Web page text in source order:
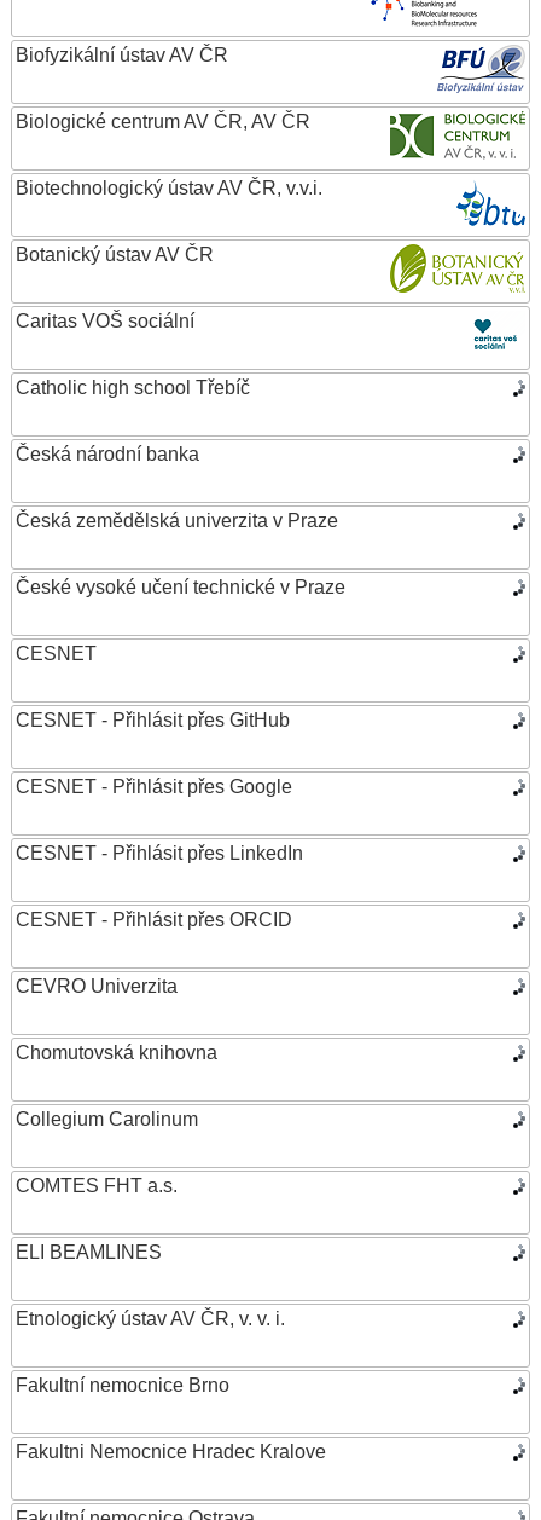
Biofyzikální ústav AV ČR
Biologické centrum AV ČR, AV ČR
Biotechnologický ústav AV ČR, v.v.i.
Botanický ústav AV ČR
Caritas VOŠ sociální
Catholic high school Třebíč
Česká národní banka
Česká zemědělská univerzita v Praze
České vysoké učení technické v Praze
CESNET
CESNET - Přihlásit přes GitHub
CESNET - Přihlásit přes Google
CESNET - Přihlásit přes LinkedIn
CESNET - Přihlásit přes ORCID
CEVRO Univerzita
Chomutovská knihovna
Collegium Carolinum
COMTES FHT a.s.
ELI BEAMLINES
Etnologický ústav AV ČR, v. v. i.
Fakultní nemocnice Brno
Fakultni Nemocnice Hradec Kralove